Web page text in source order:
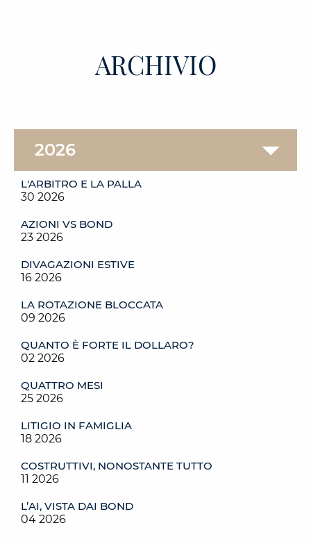
ARCHIVIO
L'ARBITRO E LA PALLA
30 2026
AZIONI VS BOND
23 2026
DIVAGAZIONI ESTIVE
16 2026
LA ROTAZIONE BLOCCATA
09 2026
QUANTO È FORTE IL DOLLARO?
02 2026
QUATTRO MESI
25 2026
LITIGIO IN FAMIGLIA
18 2026
COSTRUTTIVI, NONOSTANTE TUTTO
11 2026
L’AI, VISTA DAI BOND
04 2026